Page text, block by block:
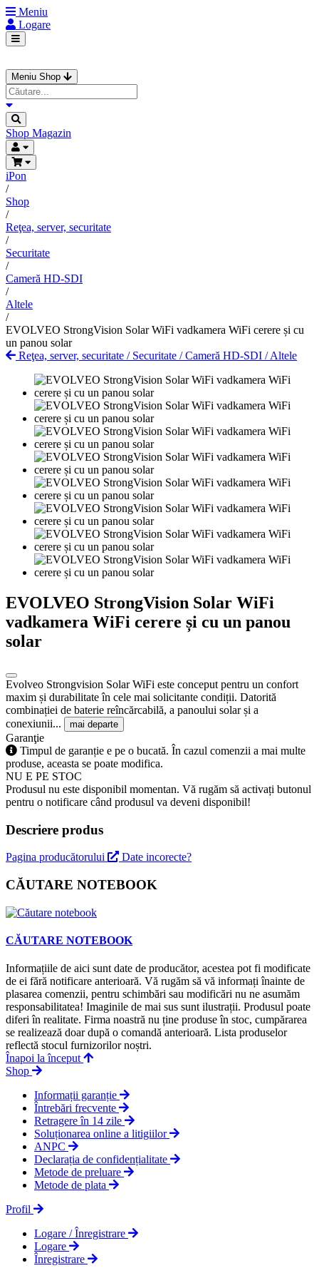
Meniu
Logare
Meniu Shop
Shop Magazin
iPon
/
Shop
/
Reţea, server, securitate
/
Securitate
/
Cameră HD-SDI
/
Altele
/
EVOLVEO StrongVision Solar WiFi vadkamera WiFi cerere și cu
un panou solar
Reţea, server, securitate / Securitate /Cameră HD-SDI /Altele
EVOLVEO StrongVision Solar WiFi
vadkamera WiFi cerere și cu un panou
solar
Evolveo Strongvision Solar WiFi este conceput pentru un confort
maxim și durabilitate în cele mai solicitante condiții. Datorită
combinației de baterie reîncărcabilă, a panoului solar și a
conexiunii...
mai departe
Garanţie
Timpul de garanție e pe o bucată. În cazul comenzii a mai multe
produse, aceasta se poate modifica.
NU E PE STOC
Produsul nu este disponibil momentan. Vă rugăm să activați butonul
pentru o notificare când produsul va deveni disponibil!
Descriere produs
Pagina producătorului Date incorecte?
CĂUTARE NOTEBOOK
CĂUTARE NOTEBOOK
Informațiile de aici sunt date de producător, acestea pot fi modificate
de ei fără notificare anterioară. Vă rugăm să vă informați înainte de
plasarea comenzii, pentru schimbări sau modificări nu ne asumăm
responsabilitatea! Imaginile de mai sus sunt ilustrații. Produsul poate
diferi în realitate. Firma noastră nu ține produse în stoc, cumpărarea
se realizează doar după o comandă anterioară. Lista produselor
reflectă stocul furnizorilor noștri.
Înapoi la început
Shop
Informații garanție
Întrebări frecvente
Retragere în 14 zile
Soluționarea online a litigiilor
ANPC
Declarația de confidențialitate
Metode de preluare
Metode de plata
Profil
Logare / Înregistrare
Logare
Înregistrare